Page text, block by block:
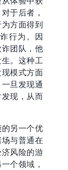
于后者，
方面得到
行为。因
团队，他
。这种工
模式方面
旦发现通
现，从而
另一个优
与普通在
风险的游
个领域，